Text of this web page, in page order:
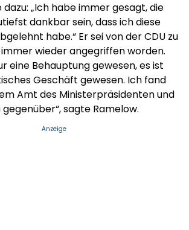
„Ich habe immer gesagt, die
dankbar sein, dass ich diese
habe.“ Er sei von der CDU zu
wieder angegriffen worden.
eine Behauptung gewesen, es ist
Geschäft gewesen. Ich fand
Amt des Ministerpräsidenten und
sagte Ramelow.
Anzeige